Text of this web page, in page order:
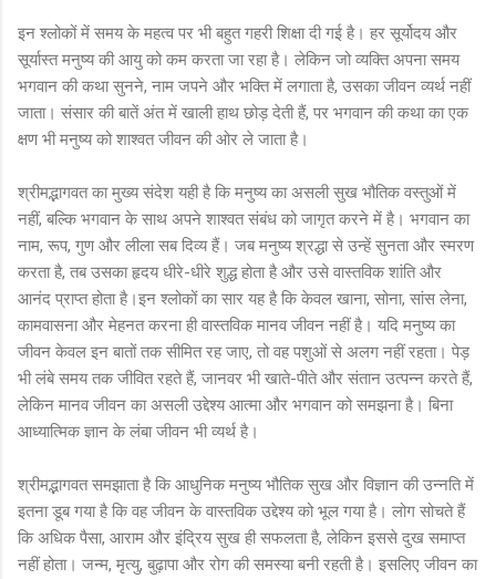
इन श्लोकों में समय के महत्व पर भी बहुत गहरी शिक्षा दी गई है। हर सूर्योदय और
सूर्यास्त मनुष्य की आयु को कम करता जा रहा है। लेकिन जो व्यक्ति अपना समय
भगवान की कथा सुनने, नाम जपने और भक्ति में लगाता है, उसका जीवन व्यर्थ नहीं
जाता। संसार की बातें अंत में खाली हाथ छोड़ देती हैं, पर भगवान की कथा का एक
क्षण भी मनुष्य को शाश्वत जीवन की ओर ले जाता है।
श्रीमद्भागवत का मुख्य संदेश यही है कि मनुष्य का असली सुख भौतिक वस्तुओं में
नहीं, बल्कि भगवान के साथ अपने शाश्वत संबंध को जागृत करने में है। भगवान का
नाम, रूप, गुण और लीला सब दिव्य हैं। जब मनुष्य श्रद्धा से उन्हें सुनता और स्मरण
करता है, तब उसका हृदय धीरे-धीरे शुद्ध होता है और उसे वास्तविक शांति और
आनंद प्राप्त होता है।इन श्लोकों का सार यह है कि केवल खाना, सोना, सांस लेना,
कामवासना और मेहनत करना ही वास्तविक मानव जीवन नहीं है। यदि मनुष्य का
जीवन केवल इन बातों तक सीमित रह जाए, तो वह पशुओं से अलग नहीं रहता। पेड़
भी लंबे समय तक जीवित रहते हैं, जानवर भी खाते-पीते और संतान उत्पन्न करते हैं,
लेकिन मानव जीवन का असली उद्देश्य आत्मा और भगवान को समझना है। बिना
आध्यात्मिक ज्ञान के लंबा जीवन भी व्यर्थ है।
श्रीमद्भागवत समझाता है कि आधुनिक मनुष्य भौतिक सुख और विज्ञान की उन्नति में
इतना डूब गया है कि वह जीवन के वास्तविक उद्देश्य को भूल गया है। लोग सोचते हैं
कि अधिक पैसा, आराम और इंद्रिय सुख ही सफलता है, लेकिन इससे दुख समाप्त
नहीं होता। जन्म, मृत्यु, बुढ़ापा और रोग की समस्या बनी रहती है। इसलिए जीवन का